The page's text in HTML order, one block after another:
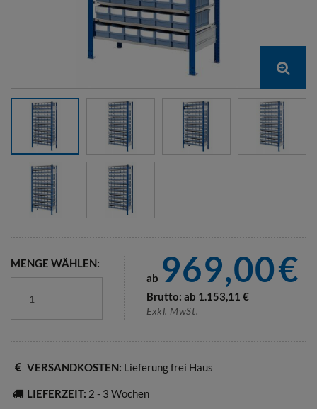
MENGE WÄHLEN:
ab 969,00€
Brutto: ab 1.153,11 €
Exkl. MwSt.
VERSANDKOSTEN: Lieferung frei Haus
LIEFERZEIT: 2 - 3 Wochen